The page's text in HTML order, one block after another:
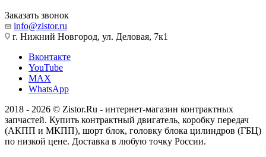
Заказать звонок
info@zistor.ru
г. Нижний Новгород, ул. Деловая, 7к1
Вконтакте
YouTube
MAX
WhatsApp
2018 - 2026 © Zistor.Ru - интернет-магазин контрактных
запчастей. Купить контрактный двигатель, коробку передач
(АКПП и МКПП), шорт блок, головку блока цилиндров (ГБЦ)
по низкой цене. Доставка в любую точку России.